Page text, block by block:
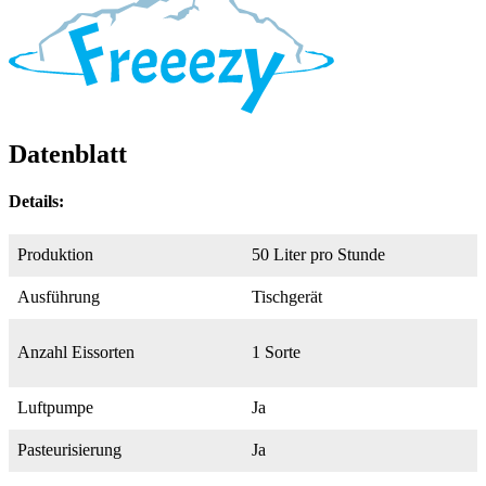
Datenblatt
Details:
Produktion 50 Liter pro Stunde
Ausführung Tischgerät
Anzahl Eissorten 1 Sorte
Luftpumpe Ja
Pasteurisierung Ja